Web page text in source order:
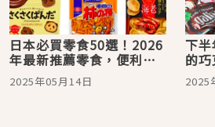
日本必買零食50選！2026
年最新推薦零食，便利商
店、超市就能買到
2025年05月14日
下
的
商
款在
2025